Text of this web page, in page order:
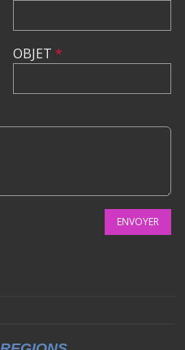
OBJET *
ENVOYER